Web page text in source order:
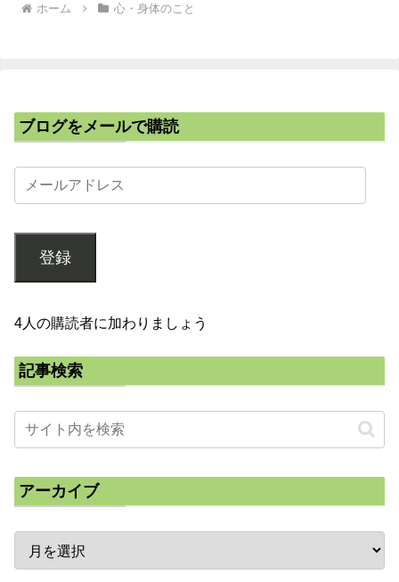
ホーム 心・身体のこと
ブログをメールで購読
登録
4人の購読者に加わりましょう
記事検索
アーカイブ